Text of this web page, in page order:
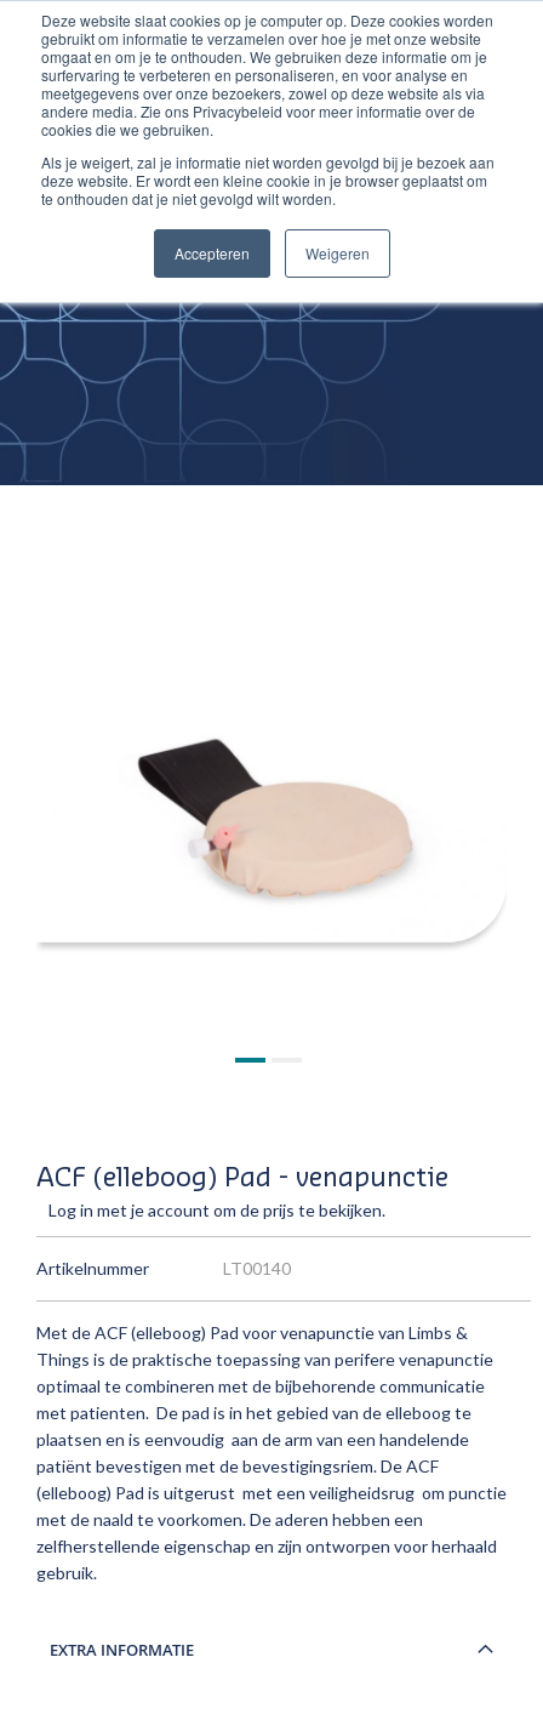
Deze website slaat cookies op je computer op. Deze cookies worden
gebruikt om informatie te verzamelen over hoe je met onze website
omgaat en om je te onthouden. We gebruiken deze informatie om je
surfervaring te verbeteren en personaliseren, en voor analyse en
meetgegevens over onze bezoekers, zowel op deze website als via
andere media. Zie ons Privacybeleid voor meer informatie over de
cookies die we gebruiken.
Als je weigert, zal je informatie niet worden gevolgd bij je bezoek aan
deze website. Er wordt een kleine cookie in je browser geplaatst om
te onthouden dat je niet gevolgd wilt worden.
Accepteren Weigeren
Inloggen account
Ga
naar
de
inhoud
Improving
Medical Skills
ACF (elleboog) Pad - venapunctie
Log in met je account om de prijs te bekijken.
Artikelnummer LT00140
Met de ACF (elleboog) Pad voor venapunctie van Limbs &
Things is de praktische toepassing van perifere venapunctie
optimaal te combineren met de bijbehorende communicatie
met patienten. De pad is in het gebied van de elleboog te
plaatsen en is eenvoudig aan de arm van een handelende
patiënt bevestigen met de bevestigingsriem. De ACF
(elleboog) Pad is uitgerust met een veiligheidsrug om punctie
met de naald te voorkomen. De aderen hebben een
zelfherstellende eigenschap en zijn ontworpen voor herhaald
gebruik.
EXTRA INFORMATIE